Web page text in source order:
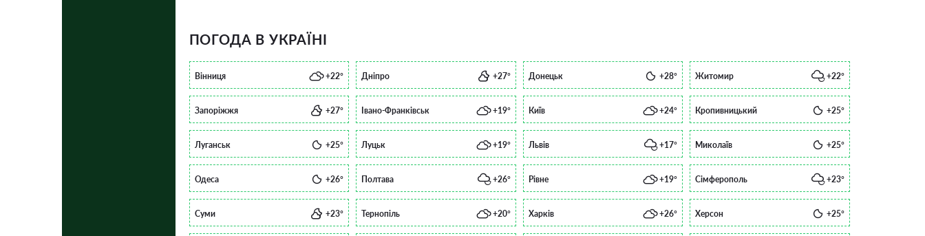
ПОГОДА В УКРАЇНІ
Вінниця +22° Дніпро +27° Донецьк +28° Житомир +22°
Запоріжжя +27° Івано-Франківськ +19° Київ +24° Кропивницький +25°
Луганськ +25° Луцьк +19° Львів +17° Миколаїв +25°
Одеса +26° Полтава +26° Рівне +19° Сімферополь +23°
Суми +23° Тернопіль +20° Харків +26° Херсон +25°